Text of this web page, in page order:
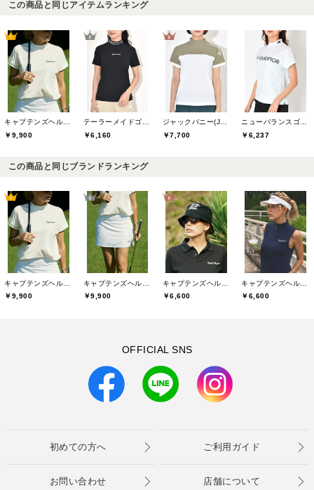
この商品と同じアイテムランキング
キャプテンズヘルムゴルフ(Captains Helm Golf)
￥9,900
テーラーメイドゴルフ(TaylorMade Golf)
￥6,160
ジャックバニー(Jack Bunny)
￥7,700
ニューバランスゴルフ(New Balance Golf)
￥6,237
この商品と同じブランドランキング
￥9,900
￥9,900
￥6,600
￥6,600
OFFICIAL SNS
初めての方へ ご利用ガイド
お問い合わせ 店舗について